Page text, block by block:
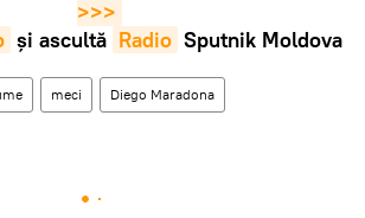
>>>
și ascultă Radio Sputnik Moldova
meci Diego Maradona